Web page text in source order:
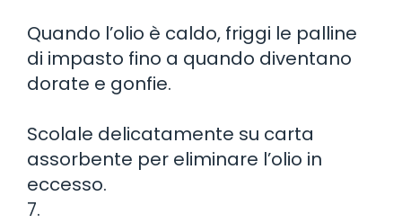
Quando l’olio è caldo, friggi le palline
di impasto fino a quando diventano
dorate e gonfie.
Scolale delicatamente su carta
assorbente per eliminare l’olio in
eccesso.
7.